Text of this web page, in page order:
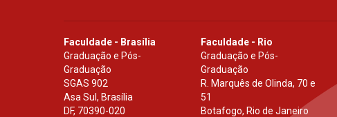
Faculdade - Brasília
Graduação e Pós-
Graduação
SGAS 902
Asa Sul, Brasília
DF, 70390-020
Faculdade - Rio
Graduação e Pós-
Graduação
R. Marquês de Olinda, 70 e
51
Botafogo, Rio de Janeiro